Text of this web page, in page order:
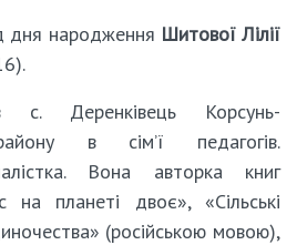
дня народження Шитової Лілії
с. Деренківець Корсунь-
в сім’ї педагогів.
Вона авторка книг
на планеті двоє», «Сільські
(російською мовою),